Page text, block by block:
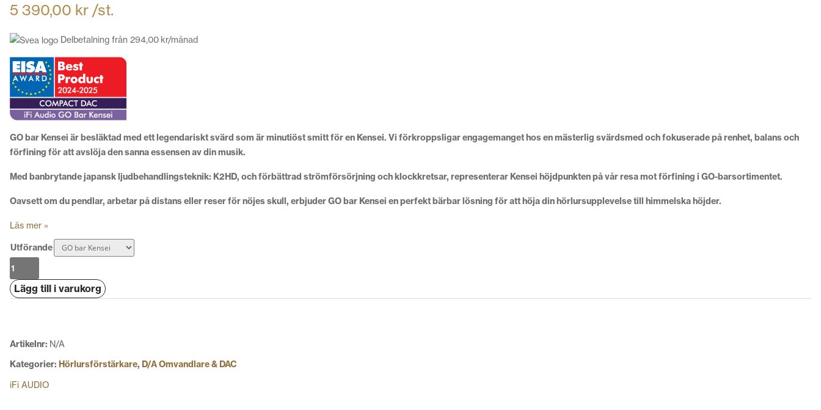
5 390,00 kr /st.
Delbetalning från 294,00 kr/månad
GO bar Kensei är besläktad med ett legendariskt svärd som är minutiöst smitt för en Kensei. Vi förkroppsligar engagemanget hos en mästerlig svärdsmed och fokuserade på renhet, balans och
förfining för att avslöja den sanna essensen av din musik.
Med banbrytande japansk ljudbehandlingsteknik: K2HD, och förbättrad strömförsörjning och klockkretsar, representerar Kensei höjdpunkten på vår resa mot förfining i GO-barsortimentet.
Oavsett om du pendlar, arbetar på distans eller reser för nöjes skull, erbjuder GO bar Kensei en perfekt bärbar lösning för att höja din hörlursupplevelse till himmelska höjder.
Läs mer »
Utförande
iFi
Audio
GO
Lägg till i varukorg
Artikelnr: N/A
Kategorier: Hörlursförstärkare, D/A Omvandlare & DAC
iFi AUDIO